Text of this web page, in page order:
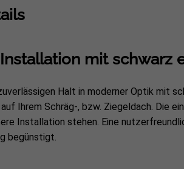
mit schwarz
Halt in moderner Optik mit
Ihrem Schräg-, bzw. Ziegeldach. Die
Installation stehen. Eine
begünstigt.